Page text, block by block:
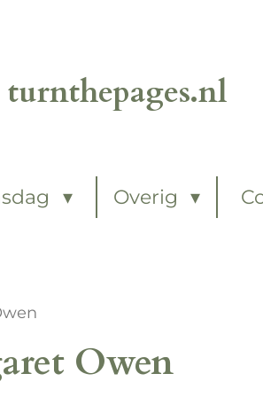
turnthepages.nl
Overig
Owen